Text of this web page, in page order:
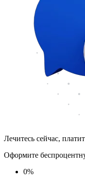
Лечитесь сейчас,
Оформите
0%